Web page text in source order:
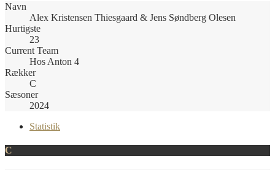
Navn
Alex Kristensen Thiesgaard & Jens Søndberg Olesen
Hurtigste
23
Current Team
Hos Anton 4
Rækker
C
Sæsoner
2024
Statistik
C